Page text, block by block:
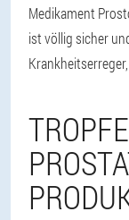
Medikament
ist völlig sicher